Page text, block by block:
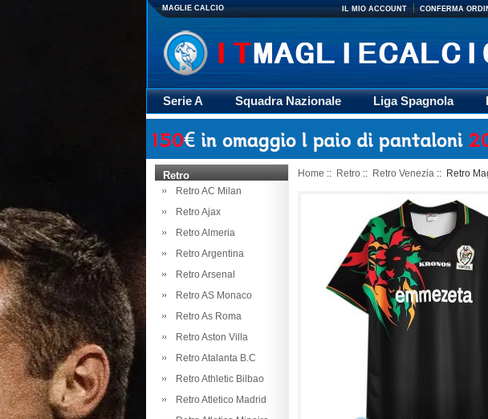
MAGLIE CALCIO IL MIO ACCOUNT CONFERMA
Serie A Squadra Nazionale Liga Spagnola
Retro
Retro AC Milan
Retro Ajax
Retro Almeria
Retro Argentina
Retro Arsenal
Retro AS Monaco
Retro As Roma
Retro Aston Villa
Retro Atalanta B.C
Retro Athletic Bilbao
Retro Atletico Madrid
Home :: Retro :: Retro Venezia :: Retro